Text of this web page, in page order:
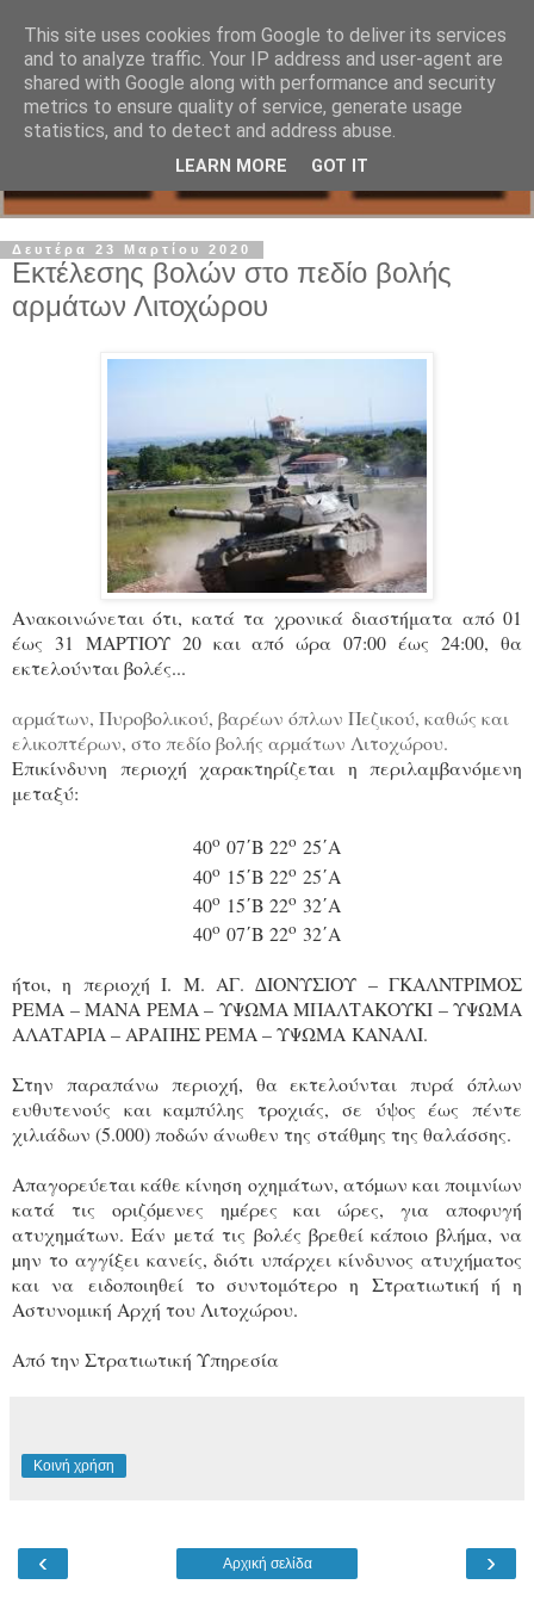
Δευτέρα 23 Μαρτίου 2020
Εκτέλεσης βολών στο πεδίο βολής
αρμάτων Λιτοχώρου
Ανακοινώνεται ότι, κατά τα χρονικά διαστήματα από 01
έως 31 ΜΑΡΤΙΟΥ 20 και από ώρα 07:00 έως 24:00, θα
εκτελούνται βολές...
αρµάτων, Πυροβολικού, βαρέων όπλων Πεζικού, καθώς και
ελικοπτέρων, στο πεδίο βολής αρµάτων Λιτοχώρου.
Επικίνδυνη περιοχή χαρακτηρίζεται η περιλαμβανόμενη
μεταξύ:
40ο 07΄Β 22ο 25΄Α
40ο 15΄Β 22ο 25΄Α
40ο 15΄Β 22ο 32΄Α
40ο 07΄Β 22ο 32΄Α
ήτοι, η περιοχή Ι. Μ. ΑΓ. ∆ΙΟΝΥΣΙΟΥ – ΓΚΑΛΝΤΡΙΜΟΣ
ΡΕΜΑ – ΜΑΝΑ ΡΕΜΑ – ΥΨΩΜΑ ΜΠΑΛΤΑΚΟΥΚΙ – ΥΨΩΜΑ
ΑΛΑΤΑΡΙΑ – ΑΡΑΠΗΣ ΡΕΜΑ – ΥΨΩΜΑ ΚΑΝΑΛΙ.
Στην παραπάνω περιοχή, θα εκτελούνται πυρά όπλων
ευθυτενούς και καµπύλης τροχιάς, σε ύψος έως πέντε
χιλιάδων (5.000) ποδών άνωθεν της στάθµης της θαλάσσης.
Απαγορεύεται κάθε κίνηση οχημάτων, ατόµων και ποιμνίων
κατά τις οριζόµενες ηµέρες και ώρες, για αποφυγή
ατυχηµάτων. Εάν µετά τις βολές βρεθεί κάποιο βλήµα, να
µην το αγγίξει κανείς, διότι υπάρχει κίνδυνος ατυχήµατος
και να ειδοποιηθεί το συντομότερο η Στρατιωτική ή η
Αστυνομική Αρχή του Λιτοχώρου.
Από την Στρατιωτική Υπηρεσία
Κοινή χρήση
‹ ›
Αρχική σελίδα
This site uses cookies from Google to deliver its services
and to analyze traffic. Your IP address and user-agent are
shared with Google along with performance and security
metrics to ensure quality of service, generate usage
statistics, and to detect and address abuse.
LEARN MORE GOT IT